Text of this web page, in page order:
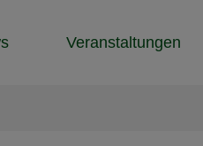
Veranstaltungen